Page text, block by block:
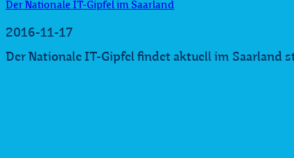
Der Nationale IT-Gipfel im Saarland
2016-11-17
Der Nationale IT-Gipfel findet aktuell im Saarland